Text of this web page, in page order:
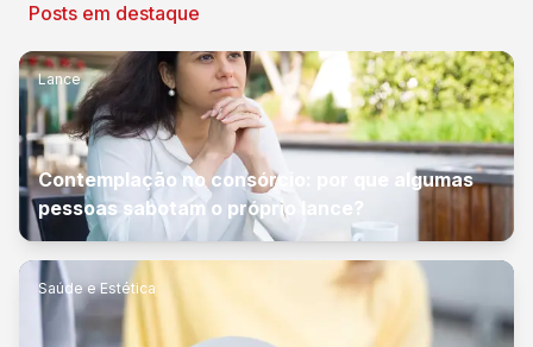
Posts em destaque
Lance
Contemplação no consórcio: por que algumas
pessoas sabotam o próprio lance?
Saúde e Estética